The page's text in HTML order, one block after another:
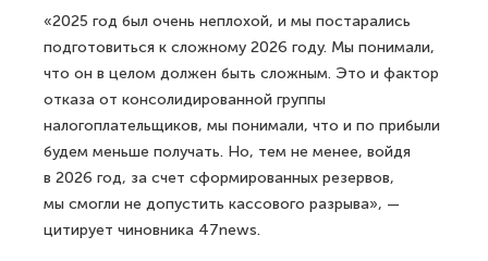
«2025 год был очень неплохой, и мы постарались
подготовиться к сложному 2026 году. Мы понимали,
что он в целом должен быть сложным. Это и фактор
отказа от консолидированной группы
налогоплательщиков, мы понимали, что и по прибыли
будем меньше получать. Но, тем не менее, войдя
в 2026 год, за счет сформированных резервов,
мы смогли не допустить кассового разрыва», —
цитирует чиновника 47news.